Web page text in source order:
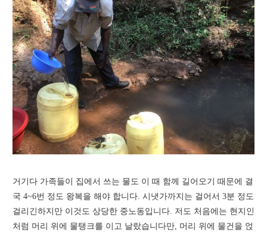
거기다 가족들이 집에서 쓰는 물도 이 때 함께 길어오기 때문에 결
국 4~6번 정도 왕복을 해야 합니다. 시냇가까지는 걸어서 3분 정도
걸리긴하지만 이것도 상당한 중노동입니다. 저도 처음에는 현지인
처럼 머리 위에 물탱크를 이고 날랐습니다만, 머리 위에 물건을 얹